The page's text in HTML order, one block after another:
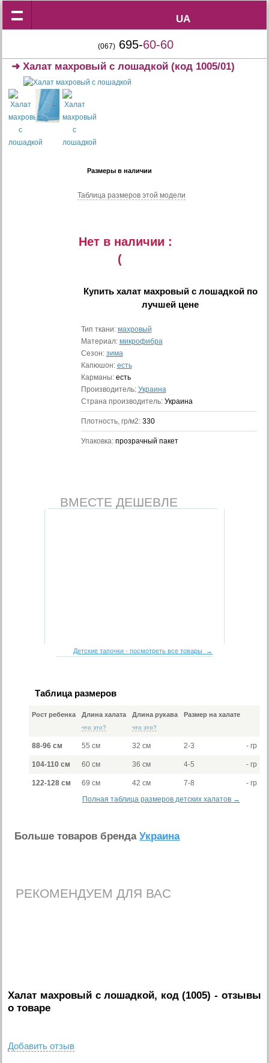
UA
UA
(067) 695-60-60
➜Халат махровый с лошадкой (код 1005/01)
Размеры в наличии
Таблица размеров этой модели
Нет в наличии :
(
Купить халат махровый с лошадкойпо
лучшей цене
Тип ткани: махровый
Материал: микрофибра
Сезон: зима
Капюшон: есть
Карманы: есть
Производитель: Украина
Страна производитель: Украина
Плотность, гр/м2: 330
Упаковка: прозрачный пакет
ВМЕСТЕ ДЕШЕВЛЕ
Детские тапочки - посмотреть все товары →
Таблица размеров
Рост ребенка Длина халата
что это?
Длина рукава
что это?
Размер на халате
88-96 см 55 см 32 см 2-3 - гр
104-110 см 60 см 36 см 4-5 - гр
122-128 см 69 см 42 см 7-8
- гр
Полная таблица размеров детских халатов →
Больше товаров брендаУкраина
РЕКОМЕНДУЕМ ДЛЯ ВАС
Халат махровый с лошадкой, код (1005) - отзывы
о товаре
Добавить отзыв